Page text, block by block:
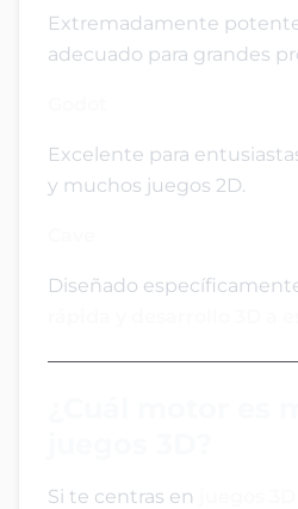
Extremadamente
adecuado para grandes
Excelente para
y muchos juegos 2D.
Diseñado
Si te centras en